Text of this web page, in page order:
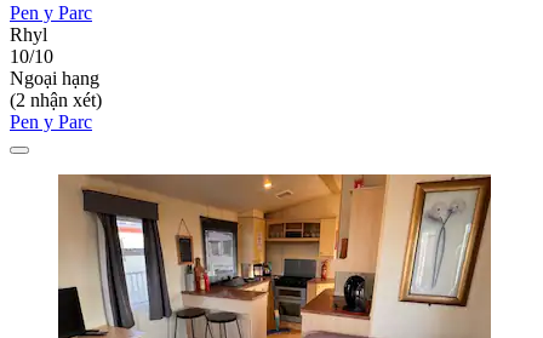
Pen y Parc
Rhyl
10/10
Ngoại hạng
(2 nhận xét)
Pen y Parc